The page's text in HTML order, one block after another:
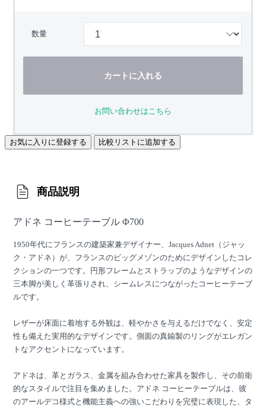
数量
カートに入れる
お問い合わせはこちら
お気に入りに登録する 比較リストに追加する
商品説明
アドネ コーヒーテーブル Φ700
1950年代にフランスの建築家兼デザイナー、Jacques Adnet（ジャッ
ク・アドネ）が、フランスのビッグメゾンのためにデザインしたコレ
クションの一つです。円形フレームとストラップのようなデザインの
三本脚が美しく革張りされ、シームレスにつながったコーヒーテーブ
ルです。
レザーが床面に着地する外観は、軽やかさを与えるだけでなく、安定
性も備えた実用的なデザインです。側面の真鍮製のリングがエレガン
トなアクセントになっています。
アドネは、革とガラス、金属を組み合わせた家具を製作し、その前衛
的なスタイルで注目を集めました。アドネ コーヒーテーブルは、彼
のアールデコ様式と機能主義への強いこだわりを完璧に表現した、タ